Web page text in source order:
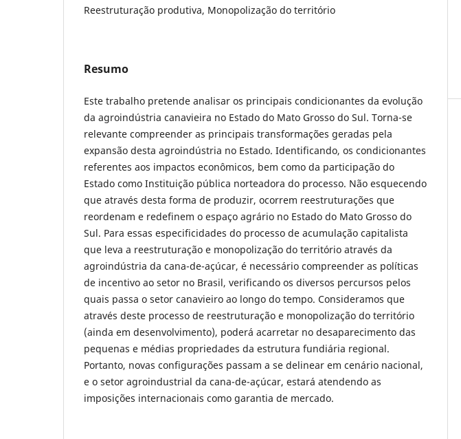
Reestruturação produtiva, Monopolização do território
Resumo
Este trabalho pretende analisar os principais condicionantes da evolução
da agroindústria canavieira no Estado do Mato Grosso do Sul. Torna-se
relevante compreender as principais transformações geradas pela
expansão desta agroindústria no Estado. Identificando, os condicionantes
referentes aos impactos econômicos, bem como da participação do
Estado como Instituição pública norteadora do processo. Não esquecendo
que através desta forma de produzir, ocorrem reestruturações que
reordenam e redefinem o espaço agrário no Estado do Mato Grosso do
Sul. Para essas especificidades do processo de acumulação capitalista
que leva a reestruturação e monopolização do território através da
agroindústria da cana-de-açúcar, é necessário compreender as políticas
de incentivo ao setor no Brasil, verificando os diversos percursos pelos
quais passa o setor canavieiro ao longo do tempo. Consideramos que
através deste processo de reestruturação e monopolização do território
(ainda em desenvolvimento), poderá acarretar no desaparecimento das
pequenas e médias propriedades da estrutura fundiária regional.
Portanto, novas configurações passam a se delinear em cenário nacional,
e o setor agroindustrial da cana-de-açúcar, estará atendendo as
imposições internacionais como garantia de mercado.